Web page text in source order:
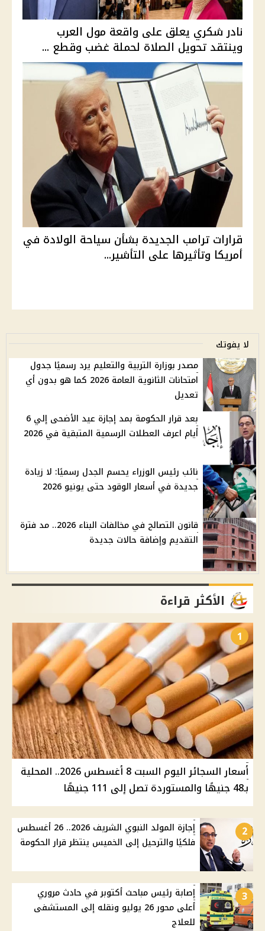
نادر شكري يعلق على واقعة مول العرب
وينتقد تحويل الصلاة لحملة غضب وقطع ...
قرارات ترامب الجديدة بشأن سياحة الولادة في
أمريكا وتأثيرها على التأشير...
لا يفوتك
مصدر بوزارة التربية والتعليم يرد رسميًا جدول
امتحانات الثانوية العامة 2026 كما هو بدون أي
تعديل
بعد قرار الحكومة بمد إجازة عيد الأضحى إلي 6
أيام اعرف العطلات الرسمية المتبقية في 2026
نائب رئيس الوزراء يحسم الجدل رسميًا: لا زيادة
جديدة في أسعار الوقود حتى يونيو 2026
قانون التصالح في مخالفات البناء 2026.. مد فترة
التقديم وإضافة حالات جديدة
الأكثر قراءة
1
أسعار السجائر اليوم السبت 8 أغسطس 2026.. المحلية
بـ48 جنيهًا والمستوردة تصل إلى 111 جنيهًا
2
إجازة المولد النبوي الشريف 2026.. 26 أغسطس
فلكيًا والترحيل إلى الخميس ينتظر قرار الحكومة
3
إصابة رئيس مباحث أكتوبر في حادث مروري
أعلى محور 26 يوليو ونقله إلى المستشفى
للعلاج